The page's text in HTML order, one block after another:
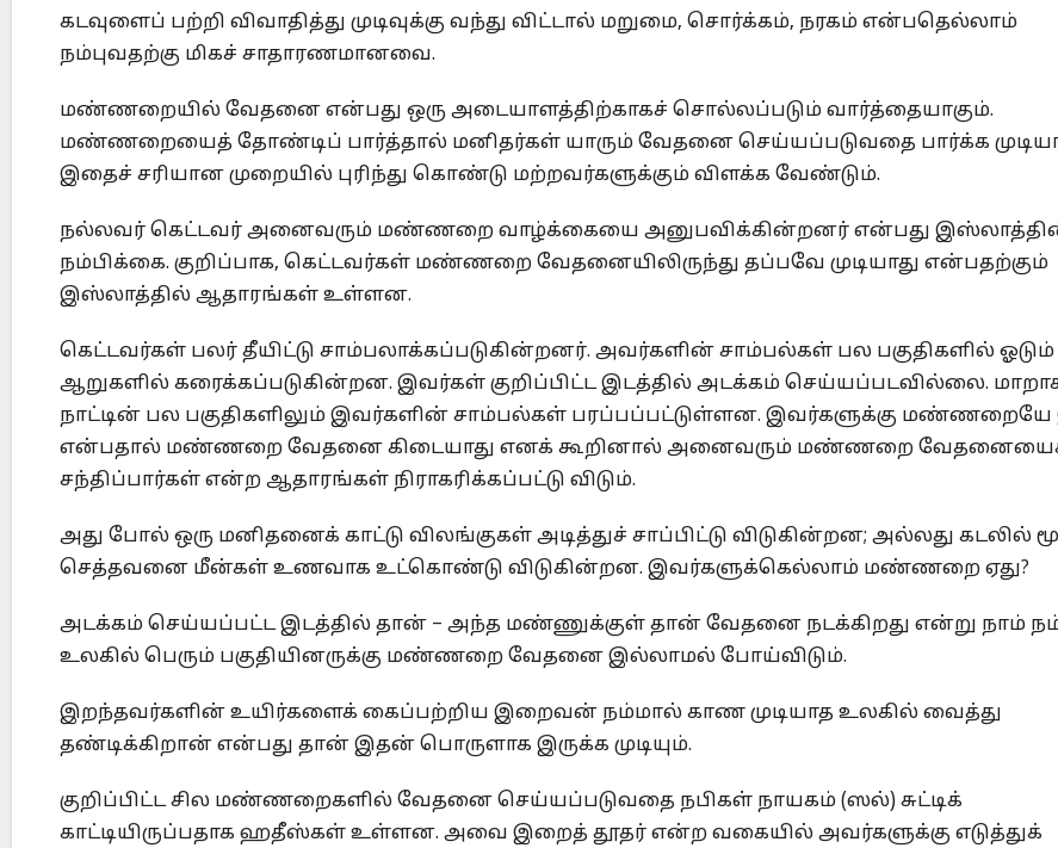
கடவுளைப் பற்றி விவாதித்து முடிவுக்கு வந்து விட்டால் மறுமை, சொர்க்கம், நரகம் என்பதெல்லாம்
நம்புவதற்கு மிகச் சாதாரணமானவை.
மண்ணறையில் வேதனை என்பது ஒரு அடையாளத்திற்காகச் சொல்லப்படும் வார்த்தையாகும்.
மண்ணறையைத் தோண்டிப் பார்த்தால் மனிதர்கள் யாரும் வேதனை செய்யப்படுவதை பார்க்க
இதைச் சரியான முறையில் புரிந்து கொண்டு மற்றவர்களுக்கும் விளக்க வேண்டும்.
நல்லவர் கெட்டவர் அனைவரும் மண்ணறை வாழ்க்கையை அனுபவிக்கின்றனர் என்பது
நம்பிக்கை. குறிப்பாக, கெட்டவர்கள் மண்ணறை வேதனையிலிருந்து தப்பவே முடியாது என்பதற்கும்
இஸ்லாத்தில் ஆதாரங்கள் உள்ளன.
கெட்டவர்கள் பலர் தீயிட்டு சாம்பலாக்கப்படுகின்றனர். அவர்களின் சாம்பல்கள் பல பகுதிகளில் ஓடும்
ஆறுகளில் கரைக்கப்படுகின்றன. இவர்கள் குறிப்பிட்ட இடத்தில் அடக்கம் செய்யப்படவில்லை.
நாட்டின் பல பகுதிகளிலும் இவர்களின் சாம்பல்கள் பரப்பப்பட்டுள்ளன. இவர்களுக்கு
என்பதால் மண்ணறை வேதனை கிடையாது எனக் கூறினால் அனைவரும் மண்ணறை
சந்திப்பார்கள் என்ற ஆதாரங்கள் நிராகரிக்கப்பட்டு விடும்.
அது போல் ஒரு மனிதனைக் காட்டு விலங்குகள் அடித்துச் சாப்பிட்டு விடுகின்றன; அல்லது கடலில்
செத்தவனை மீன்கள் உணவாக உட்கொண்டு விடுகின்றன. இவர்களுக்கெல்லாம் மண்ணறை ஏது?
அடக்கம் செய்யப்பட்ட இடத்தில் தான் – அந்த மண்ணுக்குள் தான் வேதனை நடக்கிறது என்று நாம்
உலகில் பெரும் பகுதியினருக்கு மண்ணறை வேதனை இல்லாமல் போய்விடும்.
இறந்தவர்களின் உயிர்களைக் கைப்பற்றிய இறைவன் நம்மால் காண முடியாத உலகில் வைத்து
தண்டிக்கிறான் என்பது தான் இதன் பொருளாக இருக்க முடியும்.
குறிப்பிட்ட சில மண்ணறைகளில் வேதனை செய்யப்படுவதை நபிகள் நாயகம் (ஸல்) சுட்டிக்
காட்டியிருப்பதாக ஹதீஸ்கள் உள்ளன. அவை இறைத் தூதர் என்ற வகையில் அவர்களுக்கு எடுத்துக்